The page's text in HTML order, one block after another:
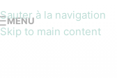
Sauter à la navigation
Skip to main content
MENU